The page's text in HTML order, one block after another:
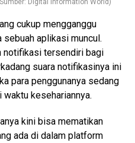
cukup mengganggu
aplikasi muncul.
notifikasi tersendiri bagi
suara notifikasinya ini
para penggunanya sedang
kesehariannya.
kini bisa mematikan
ada di dalam platform